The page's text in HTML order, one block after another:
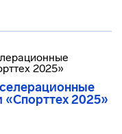
2025»